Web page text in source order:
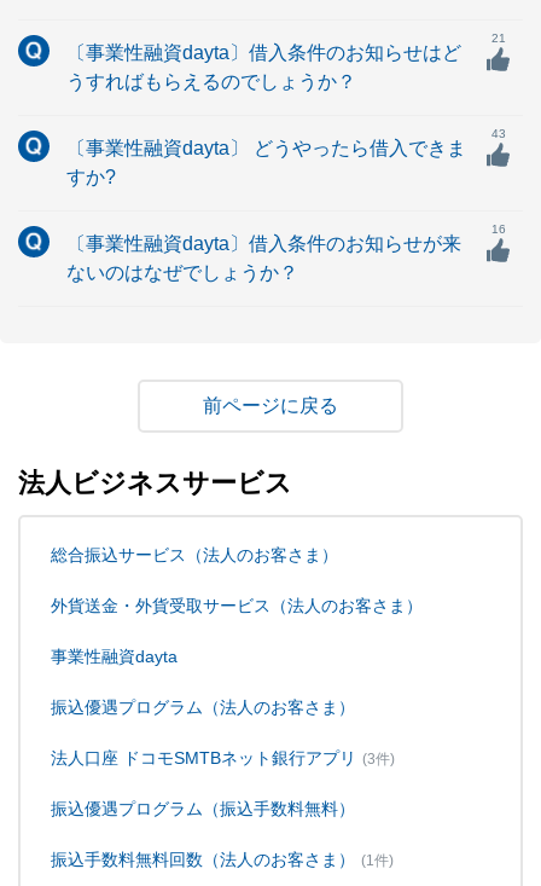
〔事業性融資dayta〕借入条件のお知らせはど
うすればもらえるのでしょうか？
21
〔事業性融資dayta〕 どうやったら借入できま
すか?
43
〔事業性融資dayta〕借入条件のお知らせが来
ないのはなぜでしょうか？
16
戻る
法人ビジネスサービス
総合振込サービス（法人のお客さま）
外貨送金・外貨受取サービス（法人のお客さま）
事業性融資dayta
振込優遇プログラム（法人のお客さま）
法人口座 ドコモSMTBネット銀行アプリ (3件)
振込優遇プログラム（振込手数料無料）
振込手数料無料回数（法人のお客さま） (1件)